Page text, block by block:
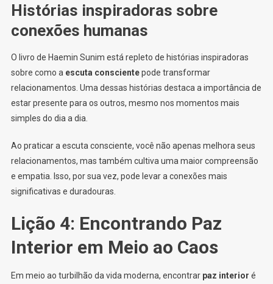
Histórias inspiradoras sobre
conexões humanas
O livro de Haemin Sunim está repleto de histórias inspiradoras
sobre como a escuta conscientepode transformar
relacionamentos. Uma dessas histórias destaca a importância de
estar presente para os outros, mesmo nos momentos mais
simples do dia a dia.
Ao praticar a escuta consciente, você não apenas melhora seus
relacionamentos, mas também cultiva uma maior compreensão
e empatia. Isso, por sua vez, pode levar a conexões mais
significativas e duradouras.
Lição 4: Encontrando Paz
Interior em Meio ao Caos
Em meio ao turbilhão da vida moderna, encontrar paz interior é